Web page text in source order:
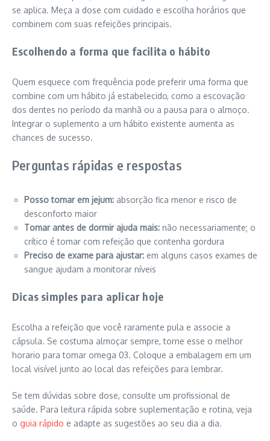
se aplica. Meça a dose com cuidado e escolha horários que
combinem com suas refeições principais.
Escolhendo a forma que facilita o hábito
Quem esquece com frequência pode preferir uma forma que
combine com um hábito já estabelecido, como a escovação
dos dentes no período da manhã ou a pausa para o almoço.
Integrar o suplemento a um hábito existente aumenta as
chances de sucesso.
Perguntas rápidas e respostas
Posso tomar em jejum: absorção fica menor e risco de
desconforto maior
Tomar antes de dormir ajuda mais: não necessariamente; o
crítico é tomar com refeição que contenha gordura
Preciso de exame para ajustar: em alguns casos exames de
sangue ajudam a monitorar níveis
Dicas simples para aplicar hoje
Escolha a refeição que você raramente pula e associe a
cápsula. Se costuma almoçar sempre, torne esse o melhor
horario para tomar omega 03. Coloque a embalagem em um
local visível junto ao local das refeições para lembrar.
Se tem dúvidas sobre dose, consulte um profissional de
saúde. Para leitura rápida sobre suplementação e rotina, veja
o guia rápido e adapte as sugestões ao seu dia a dia.